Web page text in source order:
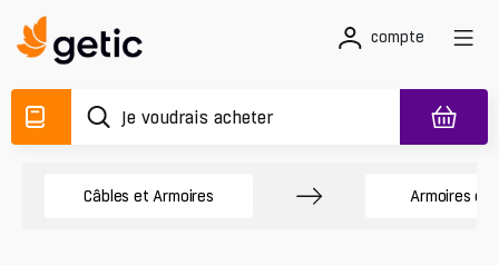
compte
Câbles et Armoires Armoires de